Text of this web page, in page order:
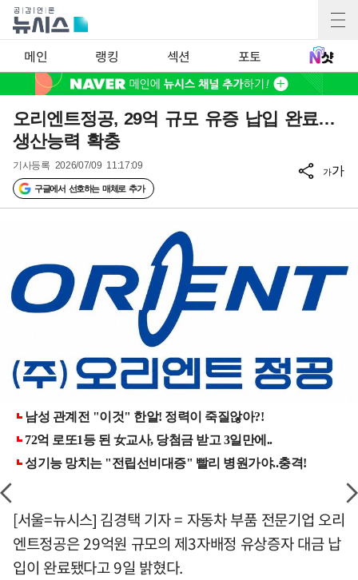
메인 랭킹 섹션 포토
오리엔트정공, 29억 규모 유증 납입 완료…
생산능력 확충
기사등록 2026/07/09 11:17:09
구글에서 선호하는 매체로 추가
가가
[서울=뉴시스] 김경택 기자 = 자동차 부품 전문기업 오리
엔트정공은 29억원 규모의 제3자배정 유상증자 대금 납
입이 완료됐다고 9일 밝혔다.